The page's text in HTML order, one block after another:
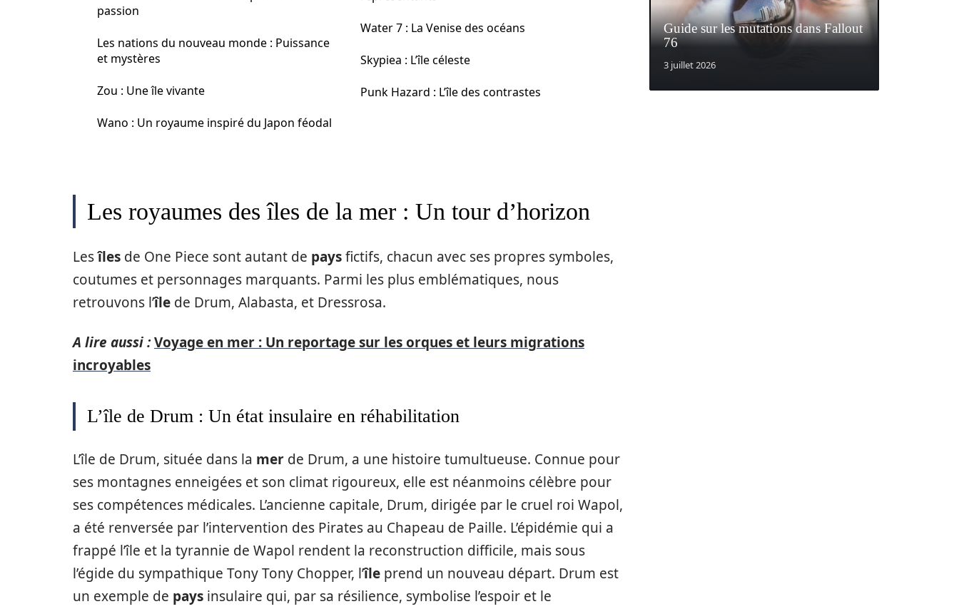
passion
Les nations du nouveau monde : Puissance
et mystères
Zou : Une île vivante
Wano : Un royaume inspiré du Japon féodal
Water 7 : La Venise des océans
Skypiea : L’île céleste
Punk Hazard : L’île des contrastes
Les royaumes des îles de la mer : Un tour d’horizon
Lesîles de One Piece sont autant de paysfictifs, chacun avec ses propres symboles,
coutumes et personnages marquants. Parmi les plus emblématiques, nous
retrouvons l’île de Drum, Alabasta, et Dressrosa.
A lire aussi :Voyage en mer : Un reportage sur les orques et leurs migrations
incroyables
L’île de Drum : Un état insulaire en réhabilitation
L’île de Drum, située dans la mer de Drum, a une histoire tumultueuse. Connue pour
ses montagnes enneigées et son climat rigoureux, elle est néanmoins célèbre pour
ses compétences médicales. L’ancienne capitale, Drum, dirigée par le cruel roi Wapol,
a été renversée par l’intervention des Pirates au Chapeau de Paille. L’épidémie qui a
frappé l’île et la tyrannie de Wapol rendent la reconstruction difficile, mais sous
l’égide du sympathique Tony Tony Chopper, l’île prend un nouveau départ. Drum est
un exemple de pays insulaire qui, par sa résilience, symbolise l’espoir et le
Guide sur les mutations dans Fallout
76
3 juillet 2026